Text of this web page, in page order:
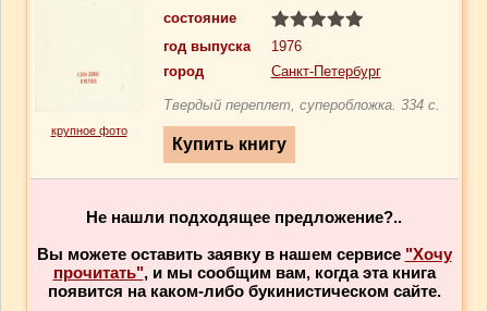
крупное фото
состояние
год выпуска
1976
город
Санкт-Петербург
Твердый переплет, суперобложка. 334 с.
Не нашли подходящее предложение?..
Вы можете оставить заявку в нашем сервисе "Хочу
прочитать", и мы сообщим вам, когда эта книга
появится на каком-либо букинистическом сайте.